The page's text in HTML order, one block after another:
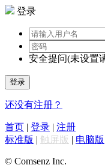
登录
安全提问(未设置
登录
还没有注册？
首页 | 登录 | 注册
标准版 | 触屏版 | 电脑版
© Comsenz Inc.